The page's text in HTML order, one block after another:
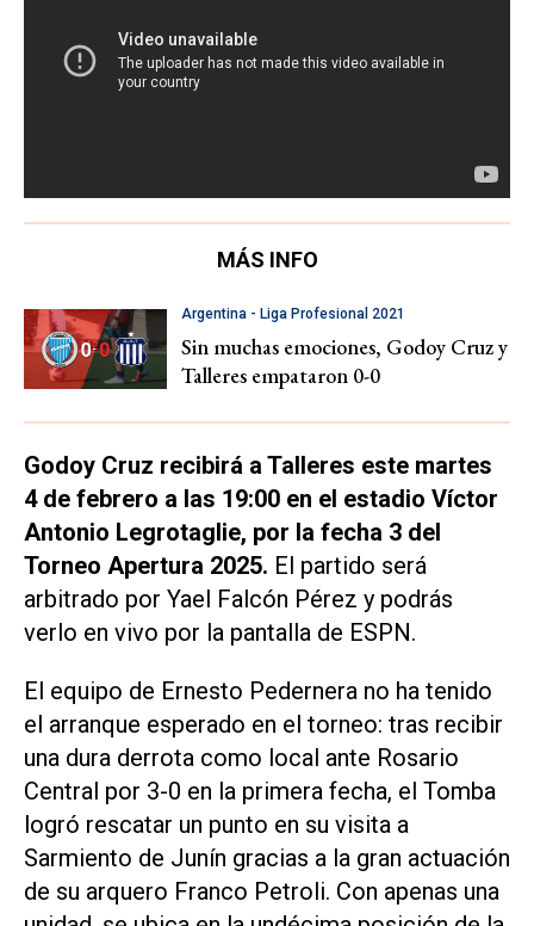
MÁS INFO
Argentina - Liga Profesional 2021
Sin muchas emociones, Godoy Cruz y
Talleres empataron 0-0
Godoy Cruz recibirá a Talleres este martes
4 de febrero a las 19:00 en el estadio Víctor
Antonio Legrotaglie, por la fecha 3 del
Torneo Apertura 2025. El partido será
arbitrado por Yael Falcón Pérez y podrás
verlo en vivo por la pantalla de ESPN.
El equipo de Ernesto Pedernera no ha tenido
el arranque esperado en el torneo: tras recibir
una dura derrota como local ante Rosario
Central por 3-0 en la primera fecha, el Tomba
logró rescatar un punto en su visita a
Sarmiento de Junín gracias a la gran actuación
de su arquero Franco Petroli. Con apenas una